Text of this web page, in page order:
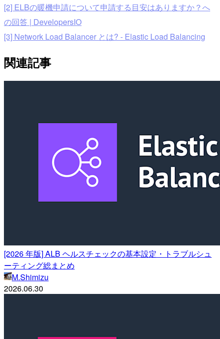
[2] ELBの暖機申請について申請する目安はありますか？へ
の回答 | DevelopersIO
[3] Network Load Balancer とは? - Elastic Load Balancing
関連記事
[2026 年版] ALB ヘルスチェックの基本設定・トラブルシュ
ーティング総まとめ
M.Shimizu
2026.06.30